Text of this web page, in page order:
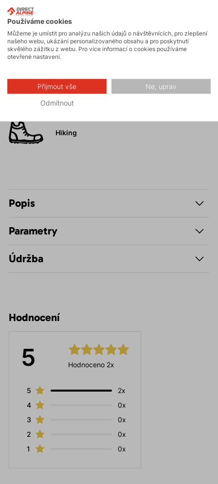
Skalní lezení a
Vysokohorská
turistika
Hiking
Popis
Parametry
Údržba
Hodnocení
5 Hodnoceno 2x
5
2x
4
0x
3
0x
2
0x
1
0x
Používáme cookies
Můžeme je umístit pro analýzu našich údajů o návštěvnících, pro zlepšení
našeho webu, ukázání personalizovaného obsahu a pro poskytnutí
skvělého zážitku z webu. Pro více informací o cookies používáme
otevřené nastavení.
Přijmout vše Ne, uprav
Odmítnout